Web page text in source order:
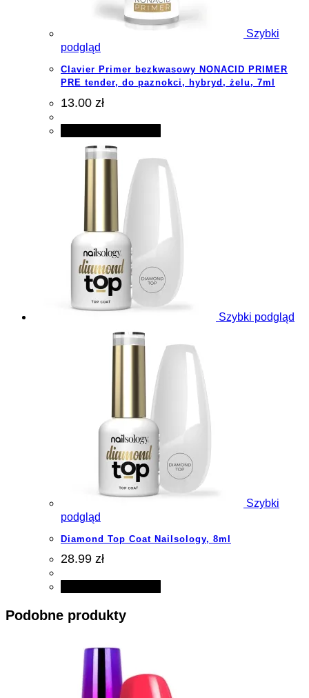
Szybki
podgląd
Clavier Primer bezkwasowy NONACID PRIMER
PRE tender, do paznokci, hybryd, żelu, 7ml
13.00 zł
Szybki podgląd
Szybki
podgląd
Diamond Top Coat Nailsology, 8ml
28.99 zł
Podobne produkty